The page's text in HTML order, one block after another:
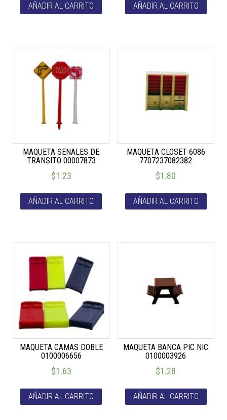
AÑADIR AL CARRITO AÑADIR AL CARRITO
MAQUETA SENALES DE
TRANSITO 00007873
$1.23
AÑADIR AL CARRITO
MAQUETA CLOSET 6086
7707237082382
$1.80
AÑADIR AL CARRITO
MAQUETA CAMAS DOBLE
0100006656
$1.63
AÑADIR AL CARRITO
MAQUETA BANCA PIC NIC
0100003926
$1.28
AÑADIR AL CARRITO